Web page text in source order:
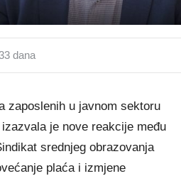
dana
zaposlenih u javnom sektoru
je nove reakcije među
srednjeg obrazovanja
plaća i izmjene